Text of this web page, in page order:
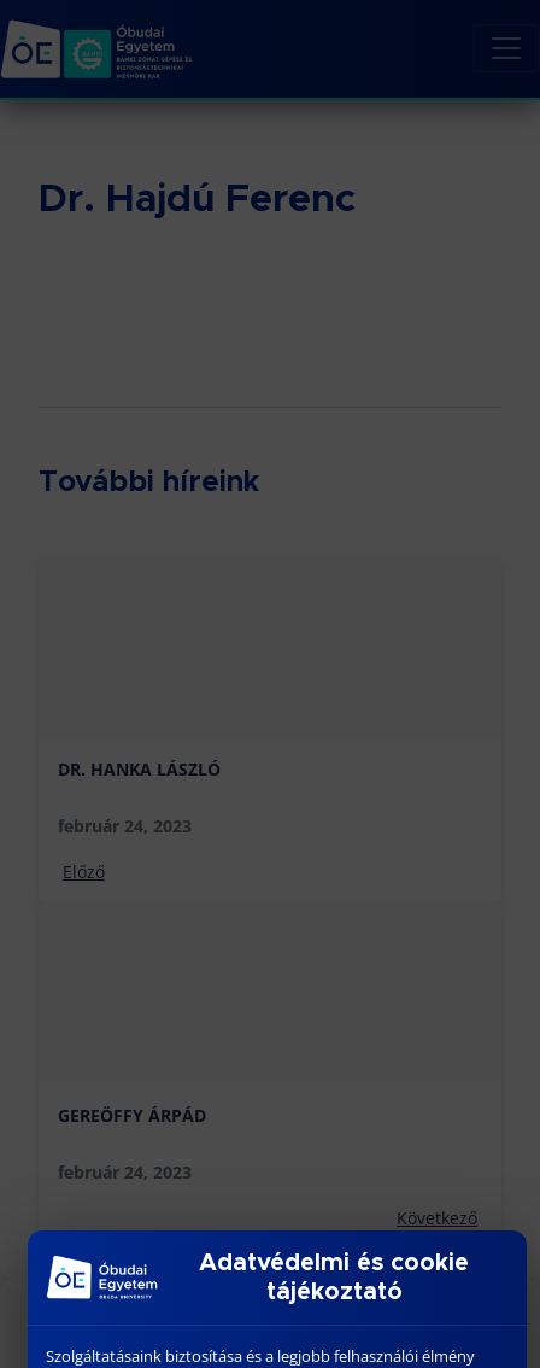
Dr. Hajdú Ferenc
További híreink
DR. HANKA LÁSZLÓ
február 24, 2023
Előző
GEREÖFFY ÁRPÁD
február 24, 2023
Következő
KÖZELGŐ ESEMÉNYEK
Adatvédelmi és cookie
tájékoztató
Szolgáltatásaink biztosítása és a legjobb felhasználói élmény